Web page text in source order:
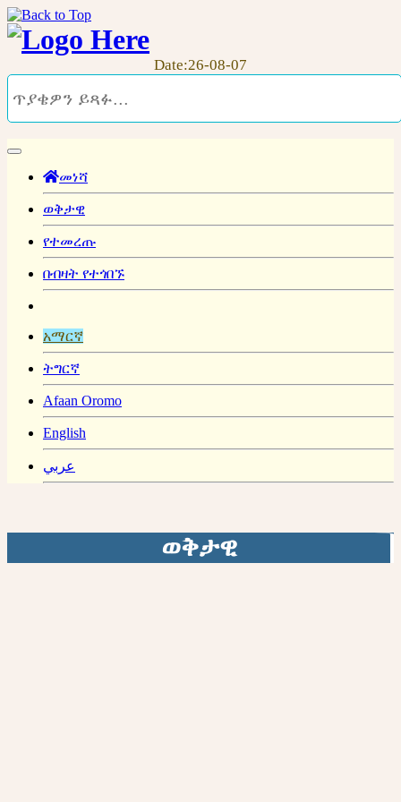
Date:26-08-07
መነሻ
ወቅታዊ
የተመረጡ
በብዛት የተጎበኙ
አማርኛ
ትግርኛ
Afaan Oromo
English
عربي
ወቅታዊ